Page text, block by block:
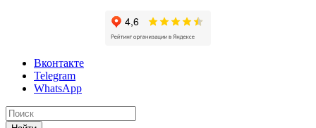
Вконтакте
Telegram
WhatsApp